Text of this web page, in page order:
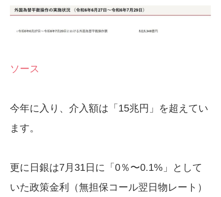
ソース
今年に入り、介入額は「15兆円」を超えてい
ます。
更に日銀は7月31日に「0％〜0.1%」として
いた政策金利（無担保コール翌日物レート）